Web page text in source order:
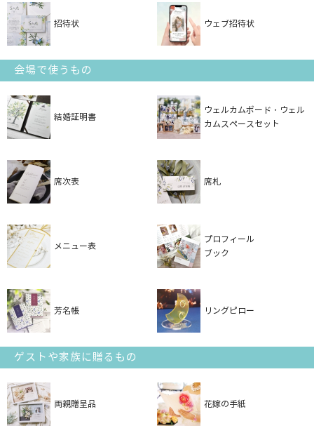
招待状 ウェブ招待状
会場で使うもの
結婚証明書
ウェルカムボード・ウェル
カムスペースセット
席次表 席札
メニュー表
プロフィール
ブック
芳名帳 リングピロー
ゲストや家族に贈るもの
両親贈呈品 花嫁の手紙